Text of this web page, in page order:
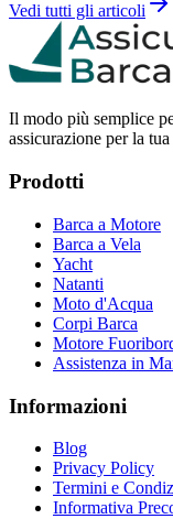
Vedi tutti gli articoli
Il modo più semplice
assicurazione per la
Prodotti
Barca a Motore
Barca a Vela
Yacht
Natanti
Moto d'Acqua
Corpi Barca
Motore
Assistenza in
Informazioni
Blog
Privacy Policy
Termini e
Informativa